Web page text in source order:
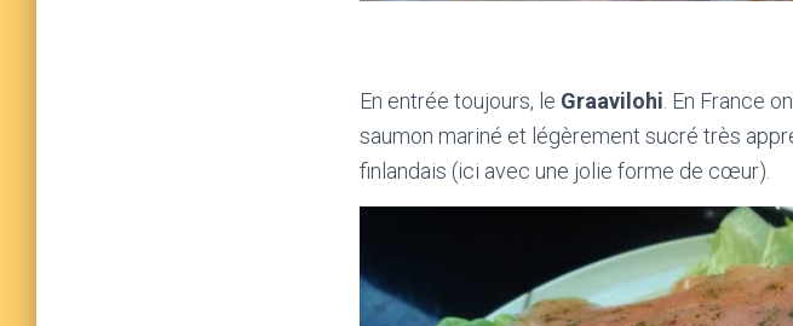
En entrée toujours, le Graavilohi . En France
saumon mariné et légèrement sucré très
finlandais (ici avec une jolie forme de cœur).